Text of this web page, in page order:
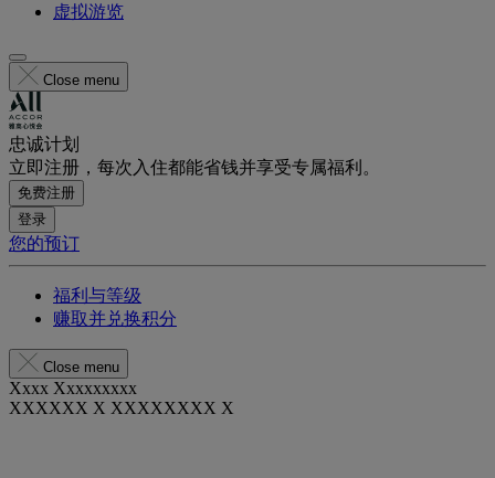
虚拟游览
Close menu
忠诚计划
立即注册，每次入住都能省钱并享受专属福利。
免费注册
登录
您的预订
福利与等级
赚取并兑换积分
Close menu
Xxxx Xxxxxxxxx
XXXXXX X XXXXXXXX X